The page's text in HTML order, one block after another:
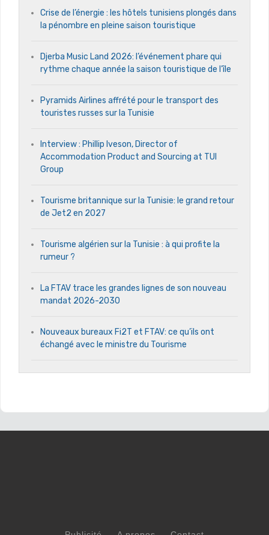
Crise de l’énergie : les hôtels tunisiens plongés dans
la pénombre en pleine saison touristique
Djerba Music Land 2026: l’événement phare qui
rythme chaque année la saison touristique de l’île
Pyramids Airlines affrété pour le transport des
touristes russes sur la Tunisie
Interview : Phillip Iveson, Director of
Accommodation Product and Sourcing at TUI
Group
Tourisme britannique sur la Tunisie: le grand retour
de Jet2 en 2027
Tourisme algérien sur la Tunisie : à qui profite la
rumeur ?
La FTAV trace les grandes lignes de son nouveau
mandat 2026-2030
Nouveaux bureaux Fi2T et FTAV: ce qu’ils ont
échangé avec le ministre du Tourisme